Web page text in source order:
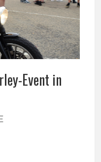
Event in